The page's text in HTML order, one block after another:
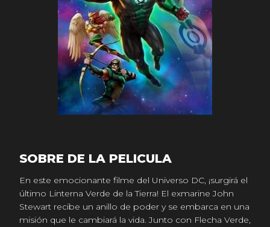
SOBRE DE LA PELICULA
En este emocionante filme del Universo DC, ¡surgirá el
último Linterna Verde de la Tierra! El exmarine John
Stewart recibe un anillo de poder y se embarca en una
misión que le cambiará la vida. Junto con Flecha Verde,